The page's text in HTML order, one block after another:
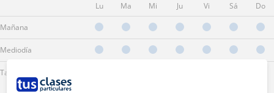
Lu Ma Mi Ju Vi Sá Do
Mañana
Mediodía
Tarde